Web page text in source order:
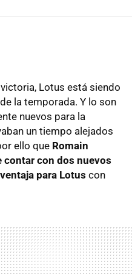
Lotus está siendo
la temporada. Y lo son
nuevos para la
un tiempo alejados
ello que Romain
contar con dos nuevos
para Lotus con